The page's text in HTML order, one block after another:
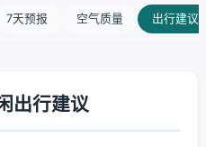
7天预报 空气质量 出行建议
出行建议